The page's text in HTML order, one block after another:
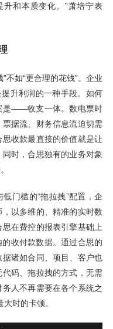
升和本质变化。”萧培宁表
不如“更合理的花钱”。企业
升利润的一种手段。如何
是——收支一体。数电票时
据流、财务信息流迫切需
收款最直接的价值就是让
时，合思独有的业务对象
门槛的“拖拉拽”配置，企
以多维的、精准的实时数
在费控的报表引擎基础上
收付款数据。通过合思的
诸如合同、项目、客户也
码、拖拉拽的方式，无需
人不再需要在各个系统之
时的卡顿。